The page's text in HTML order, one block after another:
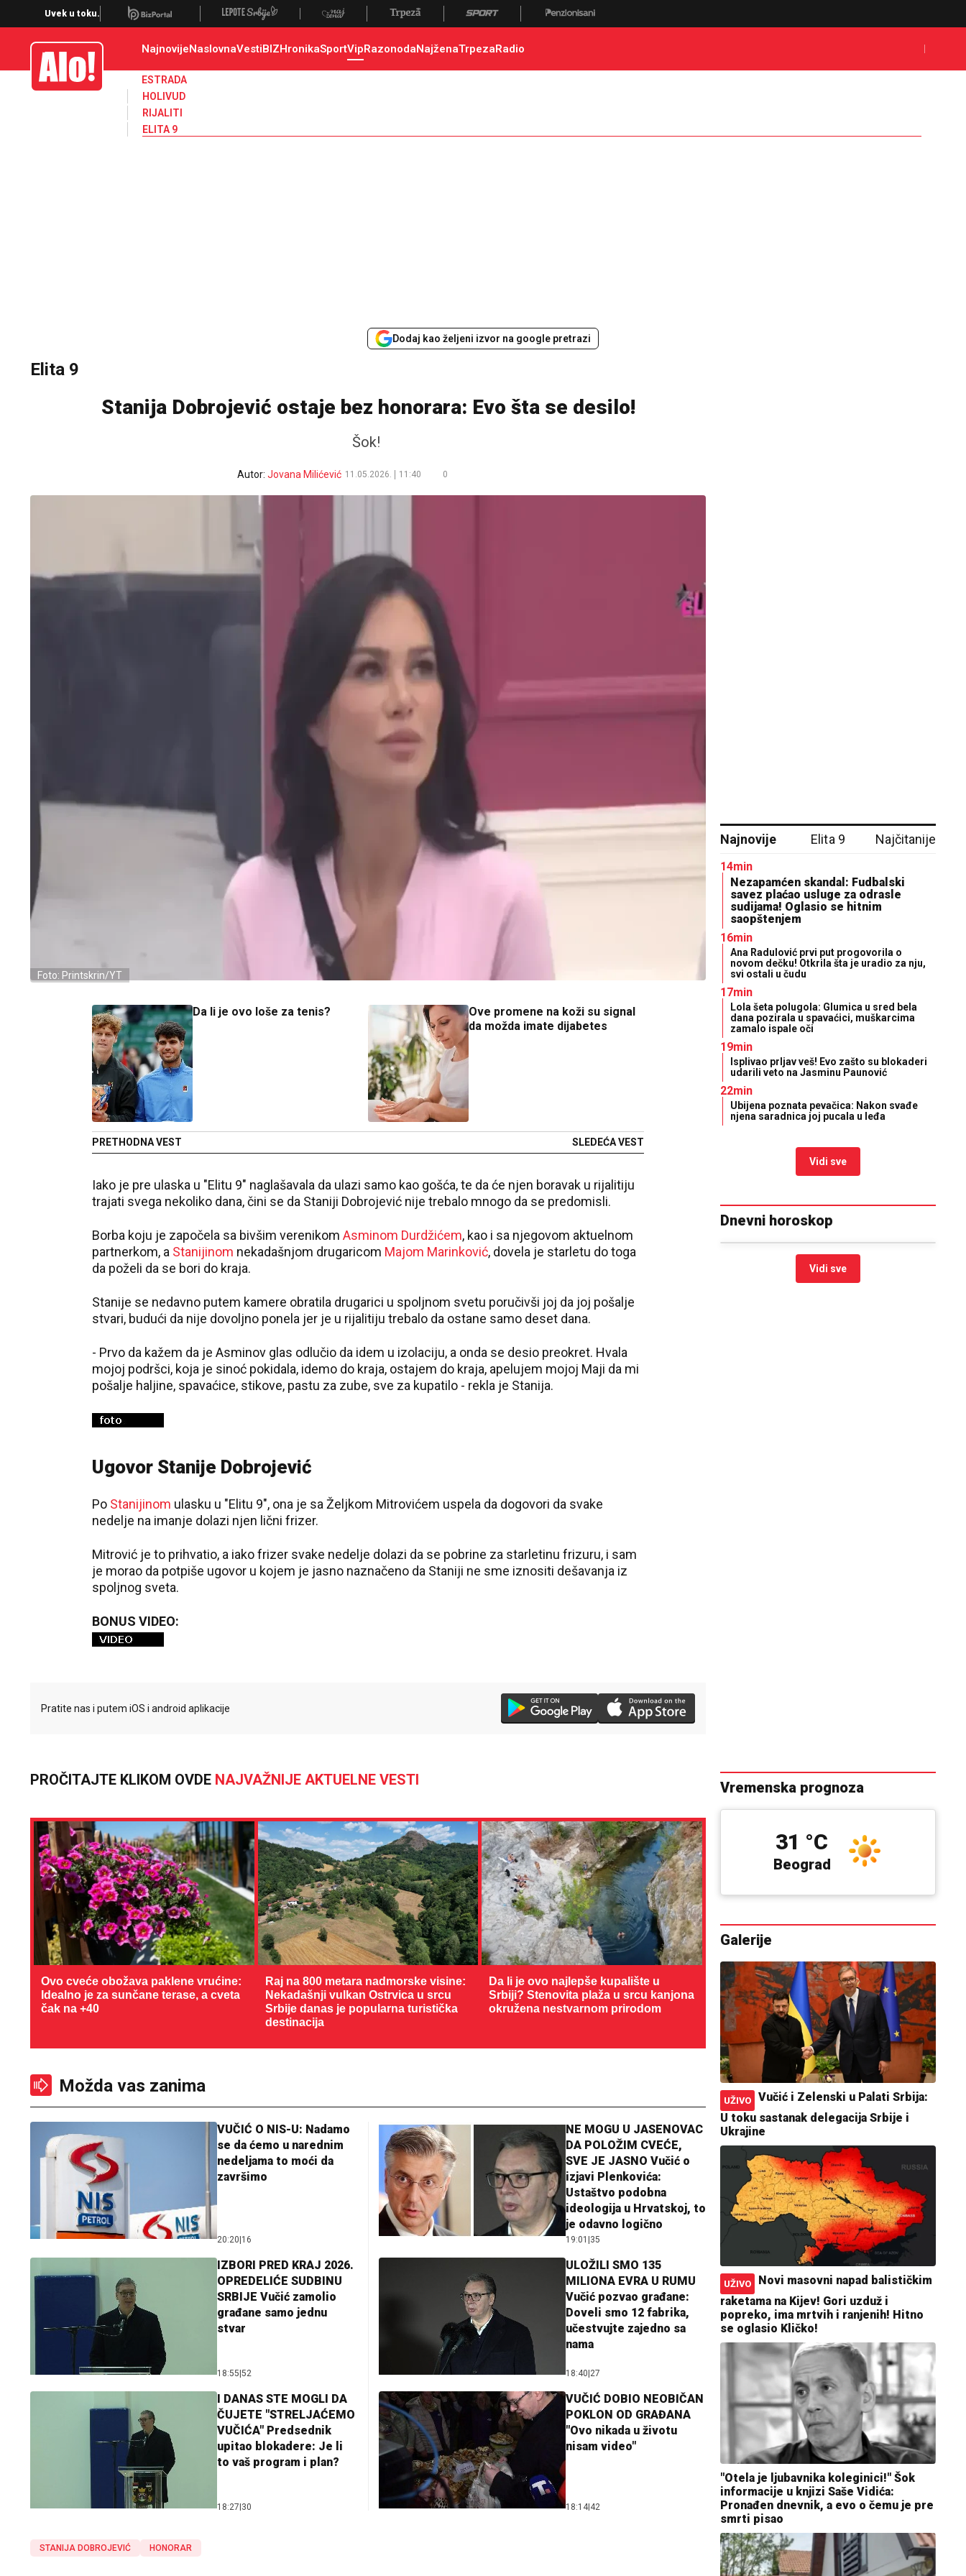
Uvek u toku.
Alo NajnovijeNaslovnaVestiBIZHronikaSportVipRazonodaNajženaTrpezaRadio
ESTRADA
HOLIVUD
RIJALITI
ELITA 9
Dodaj kao željeni izvor na google pretrazi
Elita 9
Stanija Dobrojević ostaje bez honorara: Evo šta se desilo!
Šok!
Autor: Jovana Milićević 11.05.2026. 11:40 0
Foto: Printskrin/YT
Da li je ovo loše za tenis?
PRETHODNA VEST
Ove promene na koži su signal
da možda imate dijabetes
SLEDEĆA VEST
Iako je pre ulaska u "Elitu 9" naglašavala da ulazi samo kao gošća, te da će njen boravak u rijalitiju
trajati svega nekoliko dana, čini se da Staniji Dobrojević nije trebalo mnogo da se predomisli.
Borba koju je započela sa bivšim verenikom Asminom Durdžićem, kao i sa njegovom aktuelnom
partnerkom, a Stanijinom nekadašnjom drugaricom Majom Marinković, dovela je starletu do toga
da poželi da se bori do kraja.
Stanije se nedavno putem kamere obratila drugarici u spoljnom svetu poručivši joj da joj pošalje
stvari, budući da nije dovoljno ponela jer je u rijalitiju trebalo da ostane samo deset dana.
- Prvo da kažem da je Asminov glas odlučio da idem u izolaciju, a onda se desio preokret. Hvala
mojoj podršci, koja je sinoć pokidala, idemo do kraja, ostajem do kraja, apelujem mojoj Maji da mi
pošalje haljine, spavaćice, stikove, pastu za zube, sve za kupatilo - rekla je Stanija.
Ugovor Stanije Dobrojević
Po Stanijinom ulasku u "Elitu 9", ona je sa Željkom Mitrovićem uspela da dogovori da svake
nedelje na imanje dolazi njen lični frizer.
Mitrović je to prihvatio, a iako frizer svake nedelje dolazi da se pobrine za starletinu frizuru, i sam
je morao da potpiše ugovor u kojem je jasno naznačeno da Staniji ne sme iznositi dešavanja iz
spoljnog sveta.
BONUS VIDEO:
Pratite nas i putem iOS i android aplikacije
PROČITAJTE KLIKOM OVDE NAJVAŽNIJE AKTUELNE VESTI
Ovo cveće obožava paklene vrućine:
Idealno je za sunčane terase, a cveta
čak na +40
Raj na 800 metara nadmorske visine:
Nekadašnji vulkan Ostrvica u srcu
Srbije danas je popularna turistička
destinacija
Da li je ovo najlepše kupalište u
Srbiji? Stenovita plaža u srcu kanjona
okružena nestvarnom prirodom
Možda vas zanima
VUČIĆ O NIS-U: Nadamo
se da ćemo u narednim
nedeljama to moći da
završimo
20:20|16
NE MOGU U JASENOVAC
DA POLOŽIM CVEĆE,
SVE JE JASNO Vučić o
izjavi Plenkovića:
Ustaštvo podobna
ideologija u Hrvatskoj, to
je odavno logično
19:01 |35
IZBORI PRED KRAJ 2026.
OPREDELIĆE SUDBINU
SRBIJE Vučić zamolio
građane samo jednu
stvar
18:55|52
ULOŽILI SMO 135
MILIONA EVRA U RUMU
Vučić pozvao građane:
Doveli smo 12 fabrika,
učestvujte zajedno sa
nama
18:40|27
I DANAS STE MOGLI DA
ČUJETE "STRELJAĆEMO
VUČIĆA" Predsednik
upitao blokadere: Je li
to vaš program i plan?
18:27|30
VUČIĆ DOBIO NEOBIČAN
POKLON OD GRAĐANA
"Ovo nikada u životu
nisam video"
18:14|42
STANIJA DOBROJEVIĆ HONORAR
Najnovije Elita 9 Najčitanije
14min
Nezapamćen skandal: Fudbalski
savez plaćao usluge za odrasle
sudijama! Oglasio se hitnim
saopštenjem
16min
Ana Radulović prvi put progovorila o
novom dečku! Otkrila šta je uradio za nju,
svi ostali u čudu
17min
Lola šeta polugola: Glumica u sred bela
dana pozirala u spavaćici, muškarcima
zamalo ispale oči
19min
Isplivao prljav veš! Evo zašto su blokaderi
udarili veto na Jasminu Paunović
22min
Ubijena poznata pevačica: Nakon svađe
njena saradnica joj pucala u leđa
Vidi sve
Dnevni horoskop
Vidi sve
Vremenska prognoza
Loznica
28 °C
Beograd
31 °C
Galerije
UŽIVO
Vučić i Zelenski u Palati Srbija:
U toku sastanak delegacija Srbije i
Ukrajine
UŽIVO
Novi masovni napad balističkim
raketama na Kijev! Gori uzduž i
popreko, ima mrtvih i ranjenih! Hitno
se oglasio Kličko!
"Otela je ljubavnika koleginici!" Šok
informacije u knjizi Saše Vidića:
Pronađen dnevnik, a evo o čemu je pre
smrti pisao